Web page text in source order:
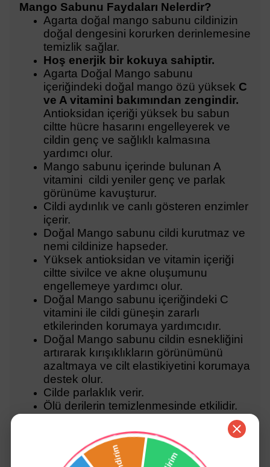
Mango Sabunu Faydaları Nelerdir?
Agarta doğal mango sabunu cildinizin
doğal dengesini korurken derinlemesine
temizlik sağlar.
Hoş enerjik bir kokuya sahiptir.
Agarta Doğal Mango sabunu
içeriğindeki doğal mango özü yüksek C
ve A vitamini bakımından zengindir.
Antioksidan içeriği yüksek bu sabun
ciltte hücre hasarını engelleyerek ve
cildin genç ve sağlıklı kalmasına
yardımcı olur.
Mango sabunu içerinde bulunan A
vitamini cildi yeniler genç ve parlak
görünüme kavuşturur.
Cildi aydınlık ve canlı gösteren enzimler
içerir.
Doğal Mango sabunu cildi kurutmaz ve
nemi cildinize hapseder.
Yüksek antioksidan ve vitamin içeriği
ciltte sivilce ve akne oluşumunu
engellemeye yardımcı olur.
Doğal Mango sabunu içeriğindeki C
vitamini ile cildi güneşin zararlı
etkilerinden korumaya yardımcıdır.
Doğal Mango sabunu cildin esnekliğini
artırarak kırışıklıkların görünümünü
azaltmaya ve cilt elastikiyetini korumaya
destek olur.
Cilde parlaklık verir.
Ölü derilerin temizlenmesinde etkilidir.
%100 bitkisel sabundur hayvansal
yağ içermez.
SLS,SLES,Alkol, Paraben ve sentetik
kimyasallar içermez